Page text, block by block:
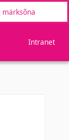
Intranet